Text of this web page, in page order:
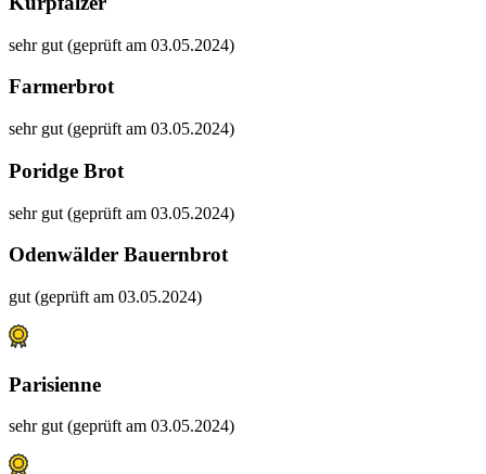
sehr gut (geprüft am 03.05.2024)
Farmerbrot
sehr gut (geprüft am 03.05.2024)
Poridge Brot
sehr gut (geprüft am 03.05.2024)
Odenwälder Bauernbrot
gut (geprüft am 03.05.2024)
Parisienne
sehr gut (geprüft am 03.05.2024)